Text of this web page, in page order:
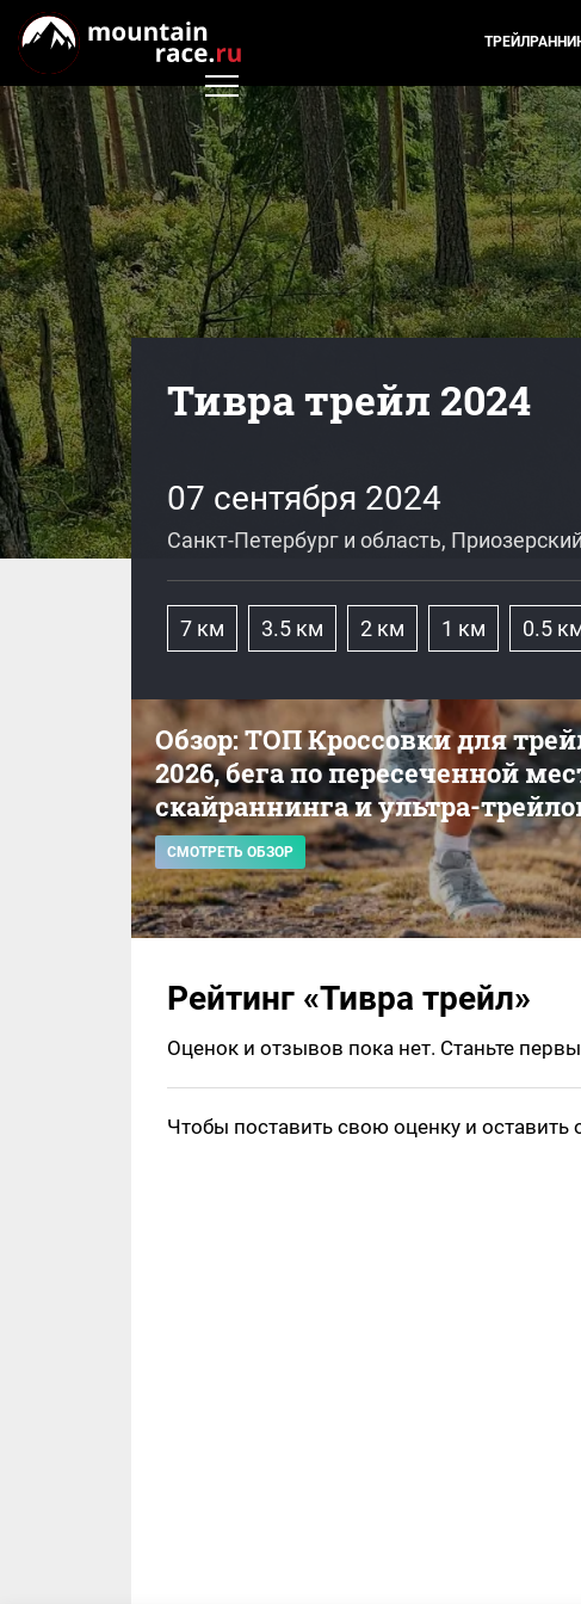
Тивра трейл 2024
07 сентября 2024
Санкт-Петербург и область,
7 км 3.5 км 2 км 1 км 0.5
Обзор: ТОП Кроссовки для
2026, бега по пересеченной
скайраннинга и ультра-
СМОТРЕТЬ ОБЗОР
Рейтинг «Тивра трейл»
Оценок и отзывов пока нет. Станьте
Чтобы поставить свою оценку и оставить